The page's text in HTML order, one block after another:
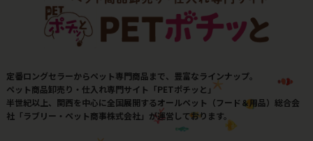
定番ロングセラーからペット専門商品まで、豊富なラインナップ。
ペット商品卸売り・仕入れ専門サイト「PETポチッと」
半世紀以上、関西を中心に全国展開するオールペット（フード＆用品）総合会
社「ラブリー・ペット商事株式会社」が運営しております。